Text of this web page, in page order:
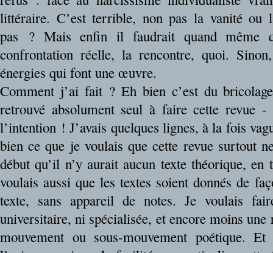
littéraire. C’est terrible, non pas la vanité ou
pas ? Mais enfin il faudrait quand même
confrontation réelle, la rencontre, quoi.
énergies qui font une œuvre.
Comment j’ai fait ? Eh bien c’est du
retrouvé absolument seul à faire cette revue
l’intention ! J’avais quelques lignes, à la fois
bien ce que je voulais que cette revue surtout
début qu’il n’y aurait aucun texte théorique,
voulais aussi que les textes soient donnés de
texte, sans appareil de notes. Je voulais
universitaire, ni spécialisée, et encore moins une
mouvement ou sous-mouvement poétique.